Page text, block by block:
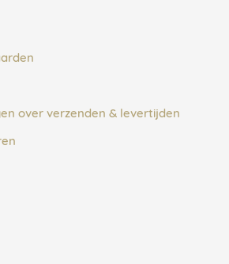
over verzenden & levertijden